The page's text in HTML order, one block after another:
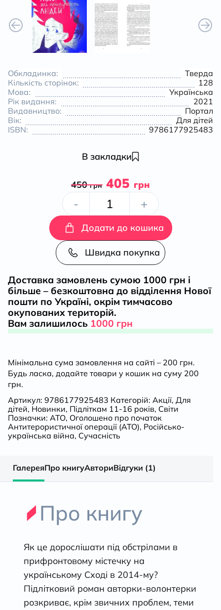
Обкладинка:
Тверда
Кількість сторінок:
128
Мова:
Українська
Рік видання:
2021
Видавництво:
Портал
Вік:
Для дітей
ISBN:
9786177925483
В закладки
450грн 405 грн
-
Пси,
які
приручають
людей
кількість
+
Додати до кошика
Швидка покупка
Доставка замовлень сумою 1000 грн і
більше – безкоштовна до відділення Нової
пошти по Україні, окрім тимчасово
окупованих територій.
Вам залишилось 1000 грн
Мінімальна сума замовлення на сайті – 200 грн.
Будь ласка, додайте товари у кошик на суму 200
грн.
Артикул: 9786177925483 Категорій: Акції, Для
дітей, Новинки, Підліткам 11-16 років, Світи
Позначки: АТО, Оголошено про початок
Антитерористичної операції (АТО), Російсько-
українська війна, Сучасність
ГалереяПро книгуАвториВідгуки (1)
Про книгу
Як це дорослішати під обстрілами в
прифронтовому містечку на
українському Сході в 2014-му?
Підлітковий роман авторки-волонтерки
розкриває, крім звичних проблем, теми